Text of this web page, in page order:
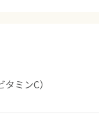
ミンC）